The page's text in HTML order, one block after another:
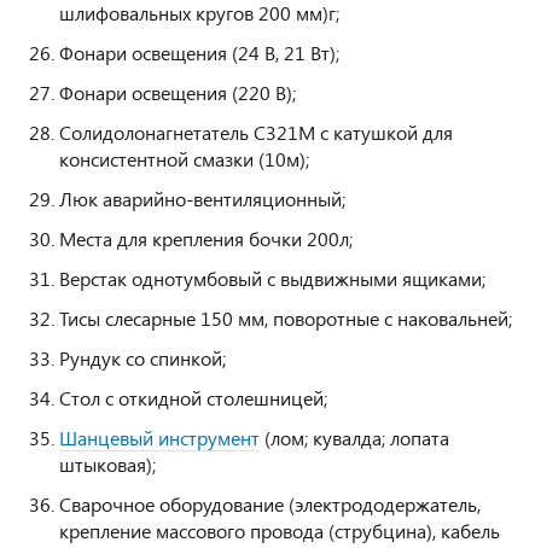
шлифовальных кругов 200 мм)г;
Фонари освещения (24 В, 21 Вт);
Фонари освещения (220 В);
Солидолонагнетатель С321М с катушкой для
консистентной смазки (10м);
Люк аварийно-вентиляционный;
Места для крепления бочки 200л;
Верстак однотумбовый с выдвижными ящиками;
Тисы слесарные 150 мм, поворотные с наковальней;
Рундук со спинкой;
Стол с откидной столешницей;
Шанцевый инструмент (лом; кувалда; лопата
штыковая);
Сварочное оборудование (электрододержатель,
крепление массового провода (струбцина), кабель